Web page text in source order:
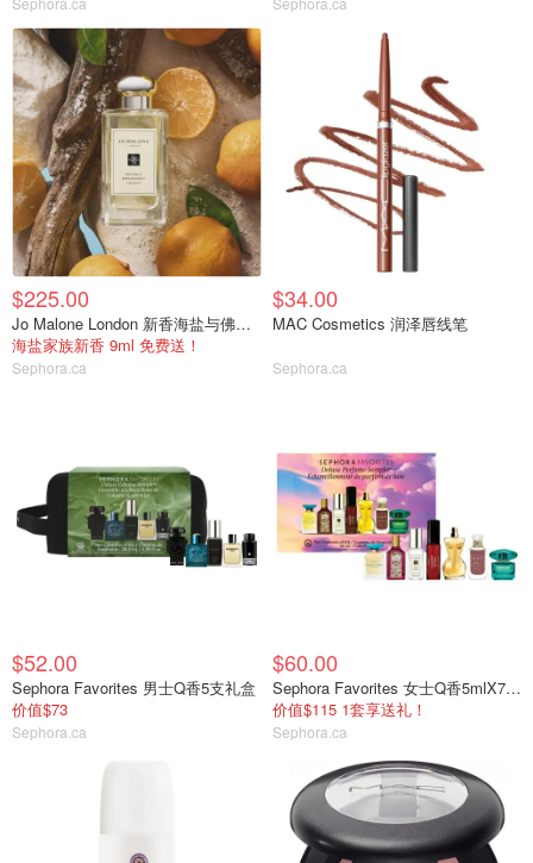
$225.00
Jo Malone London 新香海盐与佛手柑
海盐家族新香 9ml 免费送！
Sephora.ca
$34.00
MAC Cosmetics 润泽唇线笔
Sephora.ca
$52.00
Sephora Favorites 男士Q香5支礼盒
价值$73
Sephora.ca
$60.00
Sephora Favorites 女士Q香5mlX7支礼盒
价值$115 1套享送礼！
Sephora.ca